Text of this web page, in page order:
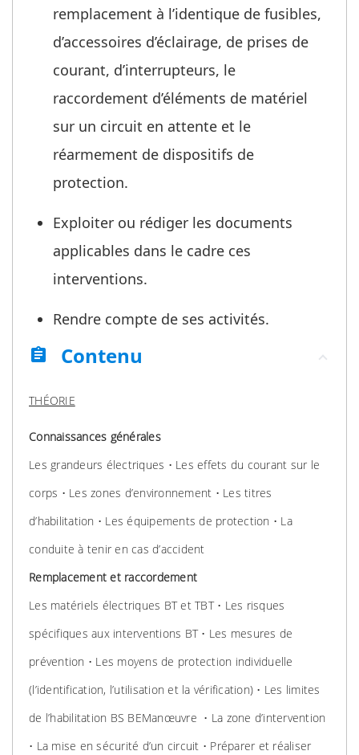
remplacement à l’identique de fusibles,
d’accessoires d’éclairage, de prises de
courant, d’interrupteurs, le
raccordement d’éléments de matériel
sur un circuit en attente et le
réarmement de dispositifs de
protection.
Exploiter ou rédiger les documents
applicables dans le cadre ces
interventions.
Rendre compte de ses activités.
assignment
Contenu
THÉORIE
Connaissances générales
Les grandeurs électriques • Les effets du courant sur le
corps • Les zones d’environnement • Les titres
d’habilitation • Les équipements de protection • La
conduite à tenir en cas d’accident
Remplacement et raccordement
Les matériels électriques BT et TBT • Les risques
spécifiques aux interventions BT • Les mesures de
prévention • Les moyens de protection individuelle
(l’identification, l’utilisation et la vérification) • Les limites
de l’habilitation BS BEManœuvre • La zone d’intervention
• La mise en sécurité d’un circuit • Préparer et réaliser